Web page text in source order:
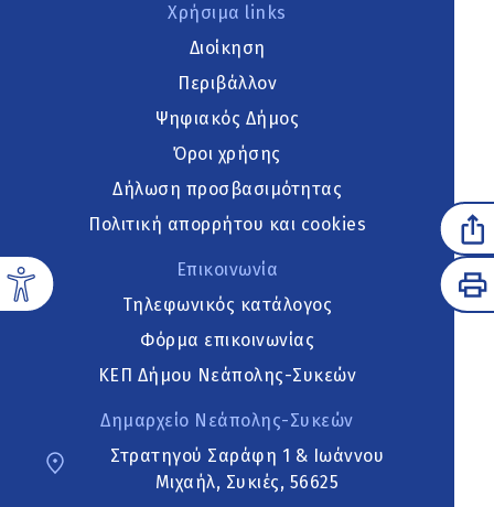
Χρήσιμα links
Διοίκηση
Περιβάλλον
Ψηφιακός Δήμος
Όροι χρήσης
Δήλωση προσβασιμότητας
Πολιτική απορρήτου και cookies
Επικοινωνία
Τηλεφωνικός κατάλογος
Φόρμα επικοινωνίας
ΚΕΠ Δήμου Νεάπολης-Συκεών
Δημαρχείο Νεάπολης-Συκεών
Στρατηγού Σαράφη 1 & Ιωάννου
Μιχαήλ, Συκιές, 56625